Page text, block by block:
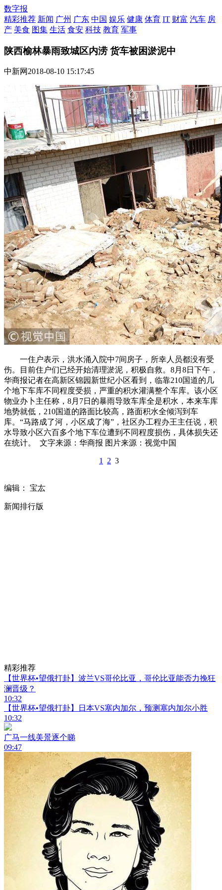
数字报
精彩推荐 新闻 广州 广东 中国 娱乐 健康 体育 IT 财富 汽车 房
产 美食 图集 生活 食安 科技 教育 军事
陕西榆林暴雨致城区内涝 货车被困淤泥中
中新网2018-08-10 15:17:45
一住户表示，洪水涌入院中7间房子，所幸人员都没有受
伤。目前住户们已经开始清理淤泥，积极自救。8月8日下午，
华商报记者在高新区锦园新世纪小区看到，临靠210国道的几
个地下车库不同程度受损，严重的积水灌满整个车库。该小区
物业办卜主任称，8月7日的暴雨导致车库全是积水，本来车库
地势就低，210国道的路面比较高，路面积水全倾泻到车
库。“马路成了河，小区成了海”，社区办工程办王主任说，积
水导致小区六百多个地下车位遭到不同程度损伤，具体损失还
在统计。 文字来源：华商报 图片来源：视觉中国
1 2 3
编辑： 宝厷
新闻排行版
精彩推荐
【世界杯•望俄打卦】波兰VS哥伦比亚，哥伦比亚能否力挽狂
澜晋级？
10:32
【世界杯•望俄打卦】日本VS塞内加尔，预测塞内加尔小胜
10:32
广马一线美景逐个睇
09:47